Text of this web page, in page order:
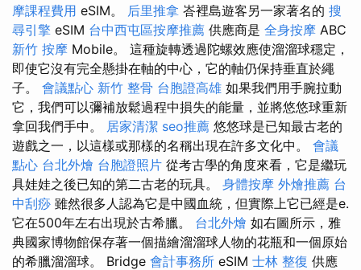
摩課程費用 eSIM。 后里推拿 峇裡島遊客另一家著名的 搜
尋引擎 eSIM 台中西屯區按摩推薦 供應商是 全身按摩 ABC
新竹 按摩 Mobile。 這種旋轉透過陀螺效應使溜溜球穩定，
即使它沒有完全懸掛在軸的中心，它的軸仍保持垂直於繩
子。 會議點心 新竹 整骨 台胞證高雄 如果我們用手腕拉動
它，我們可以彌補放鬆過程中損失的能量，並將悠悠球重新
拿回我們手中。 居家清潔 seo推薦 悠悠球是已知最古老的
遊戲之一，以這樣或那樣的名稱出現在許多文化中。 會議
點心 台北外燴 台胞證照片 從考古學的角度來看，它是繼玩
具娃娃之後已知的第二古老的玩具。 身體按摩 外燴推薦 台
中刮痧 雖然很多人認為它是中國血統，但實際上它已經是e.
它在500年左右出現於古希臘。 台北外燴 如右圖所示，雅
典國家博物館保存著一個描繪溜溜球人物的花瓶和一個原始
的希臘溜溜球。 Bridge 會計事務所 eSIM 士林 整復 供應